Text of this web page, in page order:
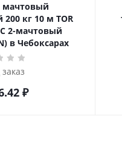
м TOR
2-мачтовый
в Чебоксарах
₽